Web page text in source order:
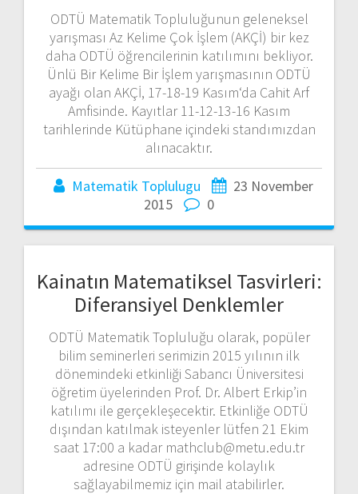
ODTÜ Matematik Topluluğunun geleneksel
yarışması Az Kelime Çok İşlem (AKÇİ) bir kez
daha ODTÜ öğrencilerinin katılımını bekliyor.
Ünlü Bir Kelime Bir İşlem yarışmasının ODTÜ
ayağı olan AKÇİ, 17-18-19 Kasım‘da Cahit Arf
Amfisinde. Kayıtlar 11-12-13-16 Kasım
tarihlerinde Kütüphane içindeki standımızdan
alınacaktır.
Matematik Toplulugu
23 November
2015
0
Kainatın Matematiksel Tasvirleri:
Diferansiyel Denklemler
ODTÜ Matematik Topluluğu olarak, popüler
bilim seminerleri serimizin 2015 yılının ilk
dönemindeki etkinliği Sabancı Üniversitesi
öğretim üyelerinden Prof. Dr. Albert Erkip’in
katılımı ile gerçekleşecektir. Etkinliğe ODTÜ
dışından katılmak isteyenler lütfen 21 Ekim
saat 17:00 a kadar mathclub@metu.edu.tr
adresine ODTÜ girişinde kolaylık
sağlayabilmemiz için mail atabilirler.